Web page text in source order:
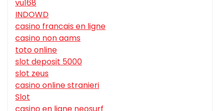
vu168
INDOWD
casino francais en ligne
casino non aams
toto online
slot deposit 5000
slot zeus
casino online stranieri
Slot